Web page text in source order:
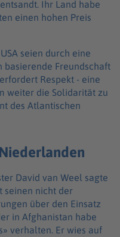
Ihr Land habe
einen hohen Preis
seien durch eine
basierende Freundschaft
Respekt - eine
weiter die Solidarität zu
des Atlantischen
David van Weel sagte
seinen nicht der
über den Einsatz
in Afghanistan habe
verhalten. Er wies auf